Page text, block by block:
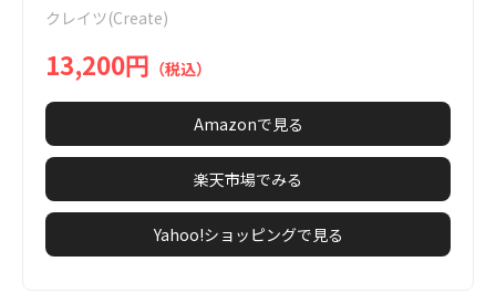
6
クレイツ(Create)
13,200円 （税込）
Amazonで見る
楽天市場でみる
Yahoo!ショッピングで見る